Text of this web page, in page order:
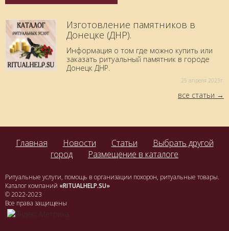
Изготовление памятников в
Донецке (ДНР).
Информация о том где можно купить или
заказать ритуальный памятник в городе
Донецк ДНР.
25 aпреля 2023г.
все статьи
Главная Новости Статьи
Выбрать другой
город
Размещение в каталоге
Ритуальные услуги, помощь в организации похорон, ритуальные товары.
Каталог компаний «RITUALHELP.SU»
© 2022-2023
Все права защищены